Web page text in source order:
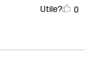
Utile? 0